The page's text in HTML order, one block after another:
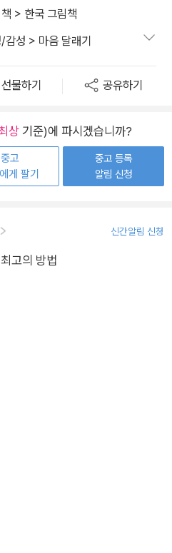
> 한국 그림책
감성 > 마음 달래기
선물하기 공유하기
상 기준)에 파시겠습니까?
중고
게 팔기
중고 등록
알림 신청
신간알림 신청
고의 방법